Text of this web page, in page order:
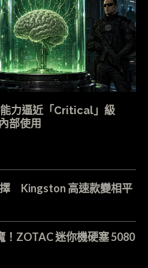
力逼近「Critical」級
部使用
擇 Kingston 高速款變相平
！ZOTAC 迷你機硬塞 5080